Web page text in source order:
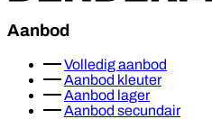
Aanbod
Volledig aanbod
Aanbod kleuter
Aanbod lager
Aanbod secundair